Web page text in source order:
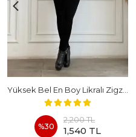
%30
2,200 TL
1,540 TL